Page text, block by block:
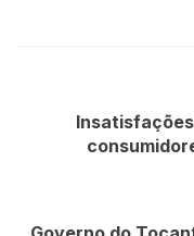
Insatisfações